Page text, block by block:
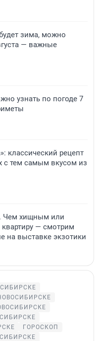
зима, можно
— важные
узнать по погоде 7
классический рецепт
с тем самым вкусом из
Чем хищным или
— смотрим
на выставке экзотики
ГОРОСКОП